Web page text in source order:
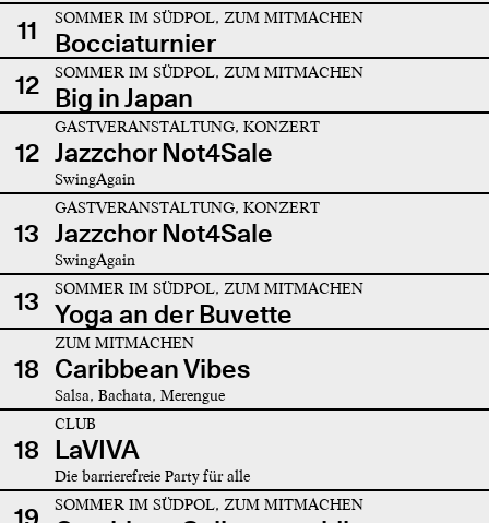
11 SOMMER IM SÜDPOL, ZUM MITMACHEN
Bocciaturnier
12
SOMMER IM SÜDPOL, ZUM MITMACHEN
Big in Japan
12
GASTVERANSTALTUNG, KONZERT
Jazzchor Not4Sale
SwingAgain
13
GASTVERANSTALTUNG, KONZERT
Jazzchor Not4Sale
SwingAgain
13 SOMMER IM SÜDPOL, ZUM MITMACHEN
Yoga an der Buvette
18
ZUM MITMACHEN
Caribbean Vibes
Salsa, Bachata, Merengue
18
CLUB
LaVIVA
Die barrierefreie Party für alle
19 SOMMER IM SÜDPOL, ZUM MITMACHEN